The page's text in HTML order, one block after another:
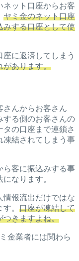
ネット口座からお客
ヤミ金のネット口座
みする口座として使
に返済してしまう
があります。
さんからお客さん
する側のお客さんの
の口座まで連鎖さ
凍結されてしまう事
ら客に振込みする事
なります。
情報流出だけではな
。 口座が凍結して
つきますよね。
金業者には関わら